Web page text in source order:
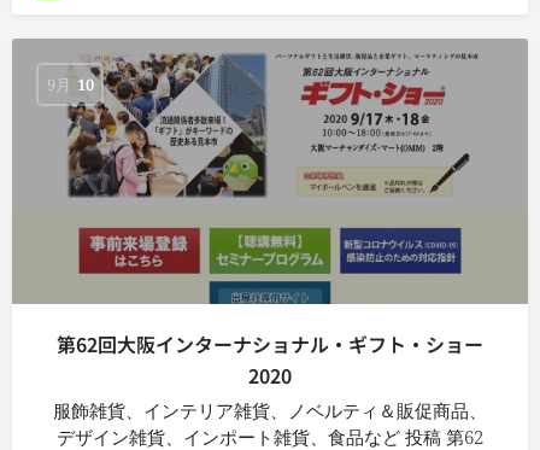
9月 10
第62回大阪インターナショナル・ギフト・ショー
2020
服飾雑貨、インテリア雑貨、ノベルティ＆販促商品、
デザイン雑貨、インポート雑貨、食品など 投稿 第62